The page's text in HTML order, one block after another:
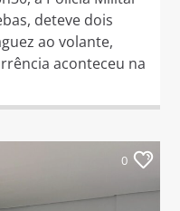
deteve dois
ao volante,
aconteceu na
0